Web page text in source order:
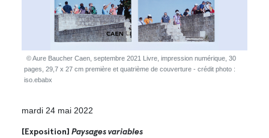
© Aure Baucher Caen, septembre 2021 Livre, impression numérique, 30
pages, 29,7 x 27 cm première et quatrième de couverture - crédit photo :
iso.ebabx
mardi 24 mai 2022
[Exposition] Paysages variables